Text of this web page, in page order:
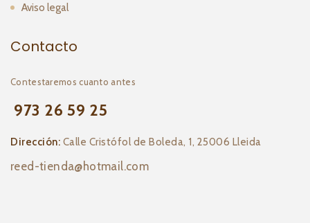
Aviso legal
Contacto
Contestaremos cuanto antes
973 26 59 25
Dirección: Calle Cristófol de Boleda, 1, 25006 Lleida
reed-tienda@hotmail.com